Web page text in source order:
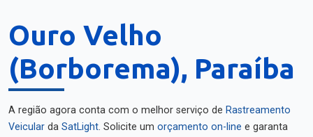
Ouro Velho
(Borborema), Paraíba
A região agora conta com o melhor serviço de Rastreamento
Veicular da SatLight. Solicite um orçamento on-line e garanta